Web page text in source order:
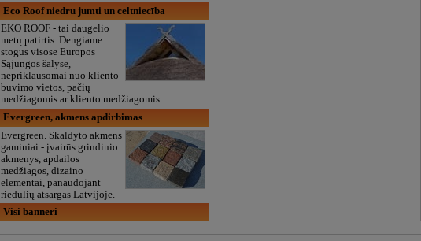
Eco Roof niedru jumti un celtniecība
EKO ROOF - tai daugelio
metų patirtis. Dengiame
stogus visose Europos
Sąjungos šalyse,
nepriklausomai nuo kliento
buvimo vietos, pačių
medžiagomis ar kliento medžiagomis.
Evergreen, akmens apdirbimas
Evergreen. Skaldyto akmens
gaminiai - įvairūs grindinio
akmenys, apdailos
medžiagos, dizaino
elementai, panaudojant
riedulių atsargas Latvijoje.
Visi banneri